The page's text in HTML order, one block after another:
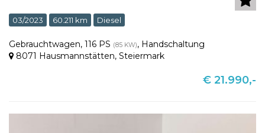
03/2023 60.211 km Diesel
Gebrauchtwagen, 116 PS (85 KW), Handschaltung
8071 Hausmannstätten, Steiermark
€ 21.990,-